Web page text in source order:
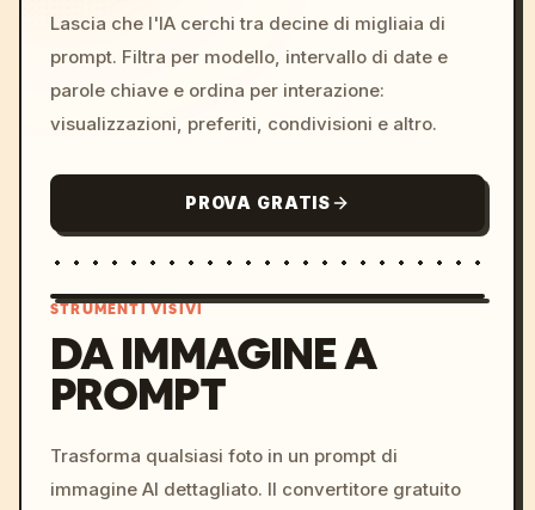
Lascia che l'IA cerchi tra decine di migliaia di
prompt. Filtra per modello, intervallo di date e
parole chiave e ordina per interazione:
visualizzazioni, preferiti, condivisioni e altro.
PROVA GRATIS
colors, 8k --v 6.0
STRUMENTI VISIVI
DA IMMAGINE A
PROMPT
Trasforma qualsiasi foto in un prompt di
immagine AI dettagliato. Il convertitore gratuito